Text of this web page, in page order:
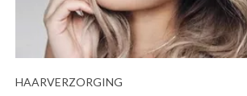
HAARVERZORGING